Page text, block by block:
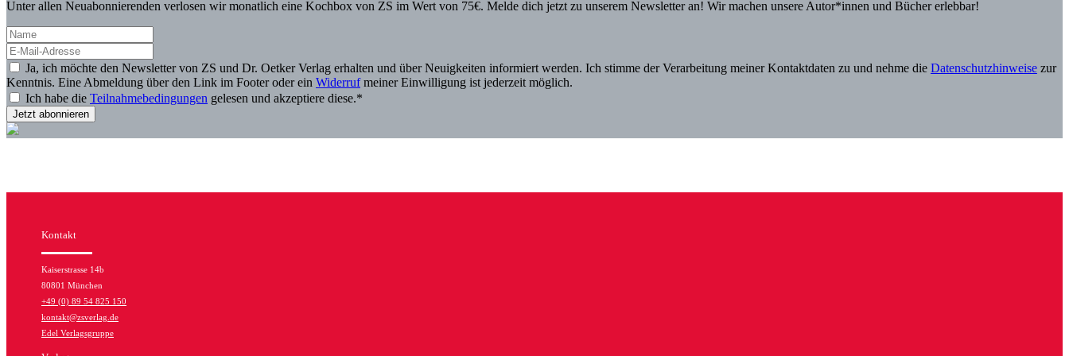
Unter allen Neuabonnierenden verlosen wir monatlich eine Kochbox von ZS im Wert von 75€. Melde dich jetzt zu unserem Newsletter an! Wir machen unsere Autor*innen und Bücher erlebbar!
Ja, ich möchte den Newsletter von ZS und Dr. Oetker Verlag erhalten und über Neuigkeiten informiert werden. Ich stimme der Verarbeitung meiner Kontaktdaten zu und nehme die Datenschutzhinweise zur
Kenntnis. Eine Abmeldung über den Link im Footer oder ein Widerrufmeiner Einwilligung ist jederzeit möglich.
Ich habe die Teilnahmebedingungen gelesen und akzeptiere diese.*
Kontakt
Kaiserstrasse 14b
80801 München
+49 (0) 89 54 825 150
kontakt@zsverlag.de
Edel Verlagsgruppe